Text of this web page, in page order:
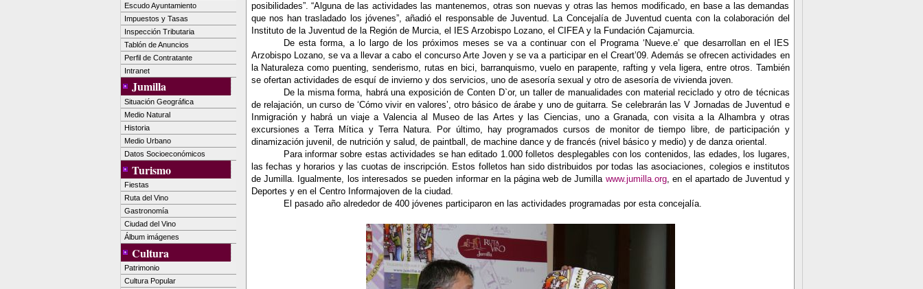
Escudo Ayuntamiento
Impuestos y Tasas
Inspección Tributaria
Tablón de Anuncios
Perfil de Contratante
Intranet
Jumilla
Situación Geográfica
Medio Natural
Historia
Medio Urbano
Datos Socioeconómicos
Turismo
Fiestas
Ruta del Vino
Gastronomía
Ciudad del Vino
Álbum imágenes
Cultura
Patrimonio
Cultura Popular
posibilidades”. “Alguna de las actividades las mantenemos, otras son nuevas y otras las hemos modificado, en base a las demandas
que nos han trasladado los jóvenes”, añadió el responsable de Juventud. La Concejalía de Juventud cuenta con la colaboración del
Instituto de la Juventud de la Región de Murcia, el IES Arzobispo Lozano, el CIFEA y la Fundación Cajamurcia.
De esta forma, a lo largo de los próximos meses se va a continuar con el Programa ‘Nueve.e’ que desarrollan en el IES
Arzobispo Lozano, se va a llevar a cabo el concurso Arte Joven y se va a participar en el Creart’09. Además se ofrecen actividades en
la Naturaleza como puenting, senderismo, rutas en bici, barranquismo, vuelo en parapente, rafting y vela ligera, entre otros. También
se ofertan actividades de esquí de invierno y dos servicios, uno de asesoría sexual y otro de asesoría de vivienda joven.
De la misma forma, habrá una exposición de Conten D`or, un taller de manualidades con material reciclado y otro de técnicas
de relajación, un curso de ‘Cómo vivir en valores’, otro básico de árabe y uno de guitarra. Se celebrarán las V Jornadas de Juventud e
Inmigración y habrá un viaje a Valencia al Museo de las Artes y las Ciencias, uno a Granada, con visita a la Alhambra y otras
excursiones a Terra Mítica y Terra Natura. Por último, hay programados cursos de monitor de tiempo libre, de participación y
dinamización juvenil, de nutrición y salud, de paintball, de machine dance y de francés (nivel básico y medio) y de danza oriental.
Para informar sobre estas actividades se han editado 1.000 folletos desplegables con los contenidos, las edades, los lugares,
las fechas y horarios y las cuotas de inscripción. Estos folletos han sido distribuidos por todas las asociaciones, colegios e institutos
de Jumilla. Igualmente, los interesados se pueden informar en la página web de Jumilla www.jumilla.org, en el apartado de Juventud y
Deportes y en el Centro Informajoven de la ciudad.
El pasado año alrededor de 400 jóvenes participaron en las actividades programadas por esta concejalía.